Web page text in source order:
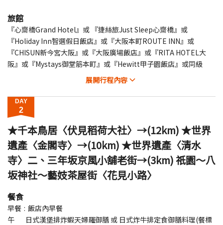
旅館
『心齋橋Grand Hotel』或 『捷絲旅Just Sleep心齋橋』或
『Holiday Inn智選假日飯店』或『大阪本町ROUTE INN』或
『CHISUN新今宮大阪』或『大阪廣場飯店』或『RITA HOTEL大
阪』或『Mystays御堂筋本町』或『Hewitt甲子園飯店』或同級
展開行程內容
DAY
2
★千本鳥居〈伏見稻荷大社〉→(12km) ★世界
遺產〈金閣寺〉→(10km) ★世界遺產〈清水
寺〉二、三年坂京風小舖老街→(3km) 祇園～八
坂神社～藝妓茶屋街〈花見小路〉
餐食
早餐
飯店內早餐
午
日式漢堡排炸蝦天婦羅御膳 或 日式炸牛排定食御膳料理(餐標